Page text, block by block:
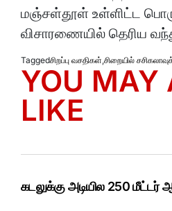
மஞ்சள்தூள் உள்ளிட்ட
விசாரணையில் தெரிய
Taggedசிறப்பு வசதிகள்,சிறையில்
YOU MAY
LIKE
கடலுக்கு அடியில 250